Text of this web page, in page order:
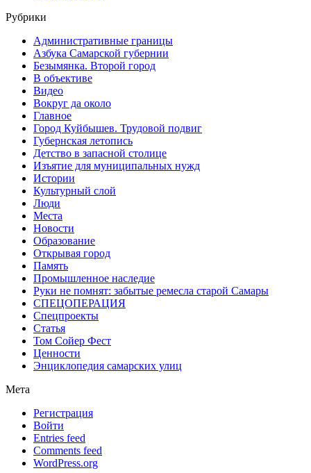
Рубрики
Административные границы
Азбука Самарской губернии
Безымянка. Второй город
В объективе
Видео
Вокруг да около
Главное
Город Куйбышев. Трудовой подвиг
Губернская летопись
Детство в запасной столице
Изъятие для муниципальных нужд
Истории
Культурный слой
Люди
Места
Новости
Образование
Открывая город
Память
Промышленное наследие
Руки не помнят: забытые ремесла старой Самары
СПЕЦОПЕРАЦИЯ
Спецпроекты
Статья
Том Сойер Фест
Ценности
Энциклопедия самарских улиц
Мета
Регистрация
Войти
Entries feed
Comments feed
WordPress.org